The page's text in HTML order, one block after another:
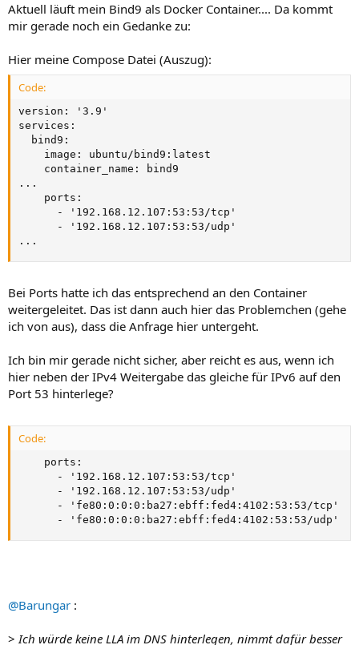
Aktuell läuft mein Bind9 als Docker Container.... Da kommt
mir gerade noch ein Gedanke zu:
Hier meine Compose Datei (Auszug):
Code:
version: '3.9'
services:
  bind9:
    image: ubuntu/bind9:latest
    container_name: bind9
...
    ports:
      - '192.168.12.107:53:53/tcp'
      - '192.168.12.107:53:53/udp'
...
Bei Ports hatte ich das entsprechend an den Container
weitergeleitet. Das ist dann auch hier das Problemchen (gehe
ich von aus), dass die Anfrage hier untergeht.
Ich bin mir gerade nicht sicher, aber reicht es aus, wenn ich
hier neben der IPv4 Weitergabe das gleiche für IPv6 auf den
Port 53 hinterlege?
Code:
    ports:
      - '192.168.12.107:53:53/tcp'
      - '192.168.12.107:53:53/udp'
      - 'fe80:0:0:0:ba27:ebff:fed4:4102:53:53/tcp'
      - 'fe80:0:0:0:ba27:ebff:fed4:4102:53:53/udp'
@Barungar :
>Ich würde keine LLA im DNS hinterlegen, nimmt dafür besser